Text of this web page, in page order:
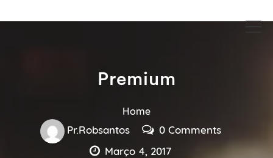
Guia Acesse encontre empresas
Premium
Home
Pr.robsantos
0 Comments
Março 4, 2017